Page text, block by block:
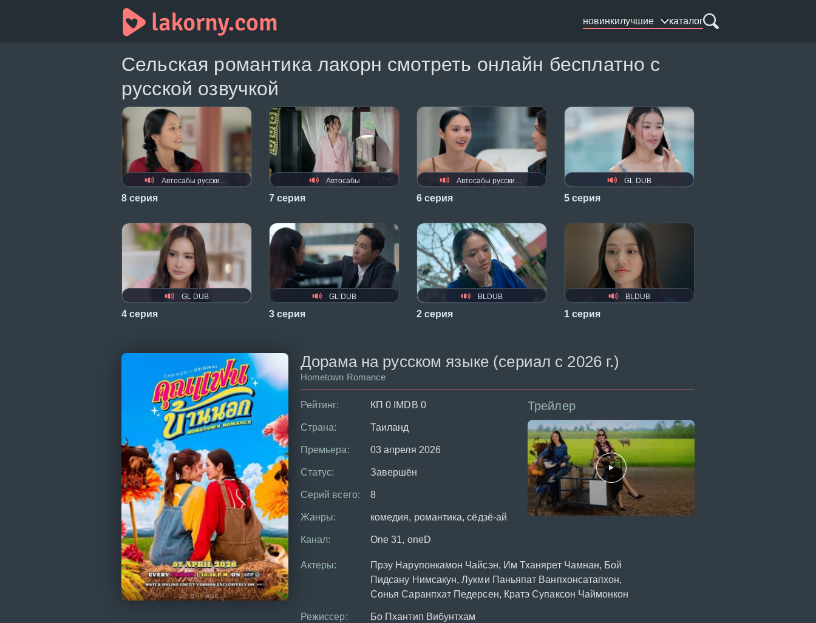
новинкилучшие каталог
Сельская романтика лакорн смотреть онлайн бесплатно с
русской озвучкой
Автосабы русские / украинские
8 серия
Автосабы
7 серия
Автосабы русские / украинские
6 серия
GL DUB
5 серия
GL DUB
4 серия
GL DUB
3 серия
BLDUB
2 серия
BLDUB
1 серия
Дорама на русском языке (сериал с 2026 г.)
Hometown Romance
Рейтинг: КП 0 IMDB 0
Страна: Таиланд
Премьера: 03 апреля 2026
Статус: Завершён
Серий всего: 8
Жанры: комедия, романтика, сёдзё-ай
Канал: One 31, oneD
Трейлер
Актеры:
Прэу Нарупонкамон Чайсэн, Им Тханярет Чамнан, Бой
Пидсану Нимсакун, Лукми Паньяпат Ванпхонсатапхон,
Сонья Саранпхат Педерсен, Кратэ Супаксон Чаймонкон
Режиссер: Бо Пхантип Вибунтхам